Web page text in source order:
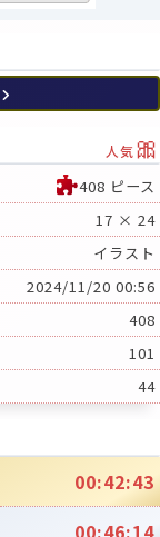
人気 🎀
408 ピース
17 × 24
イラスト
2024/11/20 00:56
408
101
44
00:42:43
00:46:14